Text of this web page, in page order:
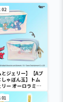
とジェリー】【Aブ
ゃぼん玉】トム
リー オーロラミニ